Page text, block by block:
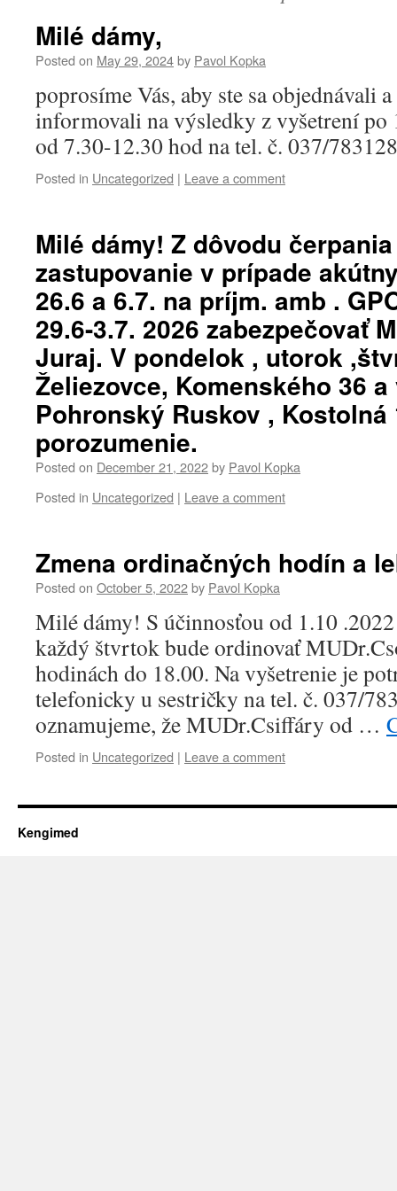
Milé dámy,
Posted on May 29, 2024by Pavol Kopka
poprosíme Vás, aby ste sa objednávali
informovali na výsledky z vyšetrení po
od 7.30-12.30 hod na tel. č. 037/
Posted in Uncategorized | Leave a comment
Milé dámy! Z dôvodu
zastupovanie v prípade
26.6 a 6.7. na príjm. amb .
29.6-3.7. 2026 zabezpečovať
Juraj. V pondelok , utorok
Želiezovce, Komenského 36
Pohronský Ruskov , Kostolná
porozumenie.
Posted on December 21, 2022by Pavol Kopka
Posted in Uncategorized | Leave a comment
Zmena ordinačných hodín a
Posted on October 5, 2022by Pavol Kopka
Milé dámy! S účinnosťou od 1.10
každý štvrtok bude ordinovať
hodinách do 18.00. Na vyšetrenie je
telefonicky u sestričky na tel. č. 037/
oznamujeme, že MUDr.Csiffáry od …
Posted in Uncategorized | Leave a comment
Kengimed